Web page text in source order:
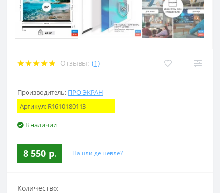
Отзывы: (1)
Производитель: ПРО-ЭКРАН
Артикул: R1610180113
В наличии
8 550 р. Нашли дешевле?
Количество: